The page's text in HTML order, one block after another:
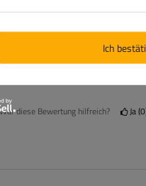
War diese Bewertung hilfreich? Ja 0
Ich